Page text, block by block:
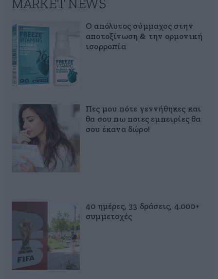
MARKET NEWS
Ο απόλυτος σύμμαχος στην
αποτοξίνωση & την ορμονική
ισορροπία
Πες μου πότε γεννήθηκες και
θα σου πω ποιες εμπειρίες θα
σου έκανα δώρο!
40 ημέρες, 33 δράσεις, 4.000+
συμμετοχές